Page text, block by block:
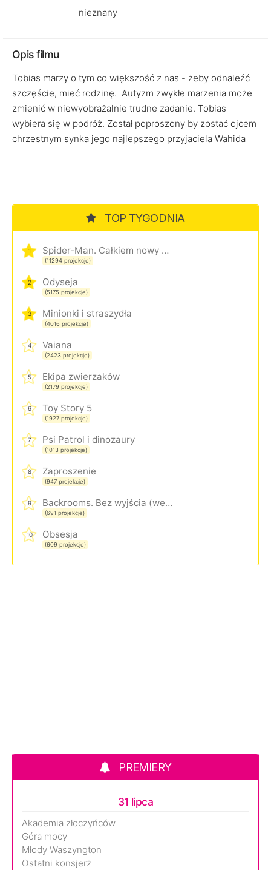
nieznany
Opis filmu
Tobias marzy o tym co większość z nas - żeby odnaleźć
szczęście, mieć rodzinę. Autyzm zwykłe marzenia może
zmienić w niewyobrażalnie trudne zadanie. Tobias
wybiera się w podróż. Został poproszony by zostać ojcem
chrzestnym synka jego najlepszego przyjaciela Wahida
TOP TYGODNIA
1 Spider-Man. Całkiem nowy dzień
(11294 projekcje)
2 Odyseja
(5175 projekcje)
3 Minionki i straszydła
(4016 projekcje)
4 Vaiana
(2423 projekcje)
5 Ekipa zwierzaków
(2179 projekcje)
6 Toy Story 5
(1927 projekcje)
7 Psi Patrol i dinozaury
(1013 projekcje)
8 Zaproszenie
(947 projekcje)
9 Backrooms. Bez wyjścia (wersja rozszerzona)
(691 projekcje)
10 Obsesja
(609 projekcje)
PREMIERY
31 lipca
Akademia złoczyńców
Góra mocy
Młody Waszyngton
Ostatni konsjerż